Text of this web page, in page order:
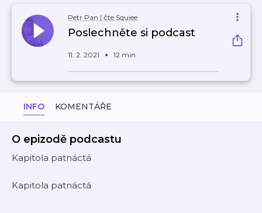
Petr Pan | čte Squiee
Poslechněte si podcast
11. 2. 2021 12 min
INFO KOMENTÁŘE
O epizodě podcastu
Kapitola patnáctá
Kapitola patnáctá